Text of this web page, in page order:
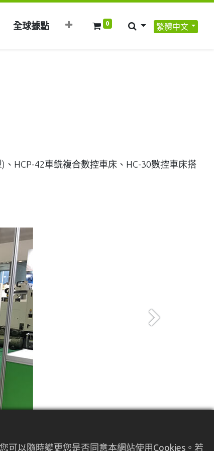
全球據點 0 繁體中文
HCP-42車銑複合數控車床、HC-30數控車床搭
Next
可以隨時變更您是否同意本網站使用Cookies。若